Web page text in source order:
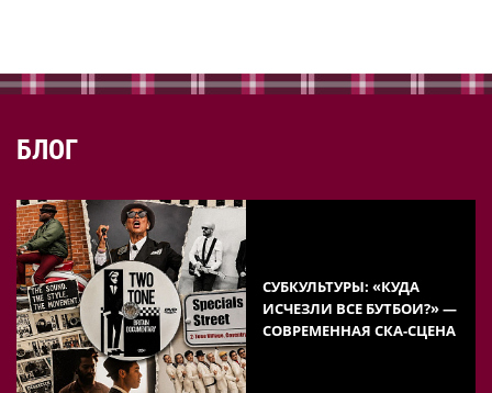
БЛОГ
СУБКУЛЬТУРЫ: «КУДА
ИСЧЕЗЛИ ВСЕ БУТБОИ?» —
СОВРЕМЕННАЯ СКА-СЦЕНА